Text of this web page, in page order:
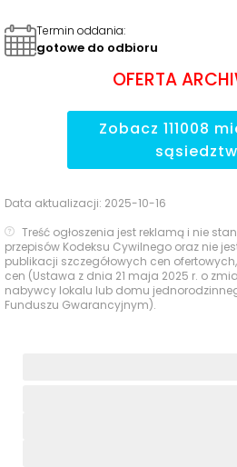
Termin oddania:
gotowe do odbioru
OFERTA
Zobacz 111008
Data aktualizacji: 2025-10-16
Treść ogłoszenia jest reklamą i nie
przepisów Kodeksu Cywilnego oraz nie
publikacji szczegółowych cen
cen (Ustawa z dnia 21 maja 2025 r. o
nabywcy lokalu lub domu
Funduszu Gwarancyjnym).